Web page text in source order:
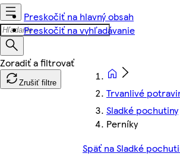
Preskočiť na hlavný obsah
Preskočiť na vyhľadávanie
Zrušiť filtre
Trvanlivé
Sladké pochutiny
Perníky
Späť na Sladké